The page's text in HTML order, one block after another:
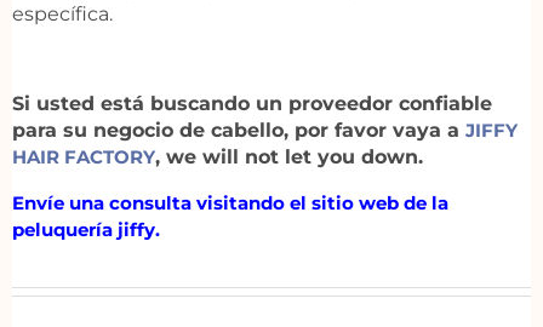
específica.
Si usted está buscando un proveedor confiable
para su negocio de cabello, por favor vaya a JIFFY
HAIR FACTORY, we will not let you down.
Envíe una consulta visitando el sitio web de la
peluquería jiffy.